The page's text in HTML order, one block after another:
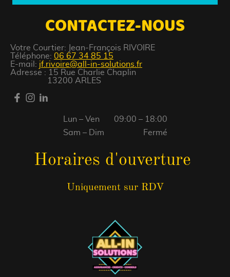
CONTACTEZ-NOUS
Votre Courtier: Jean-François RIVOIRE
Téléphone: 06 67 34 85 15
E-mail: jf.rivoire@all-in-solutions.fr
Adresse : 15 Rue Charlie Chaplin
13200 ARLES
Lun – Ven
09:00 – 18:00
Sam – Dim
Fermé
Horaires d'ouverture
Uniquement sur RDV